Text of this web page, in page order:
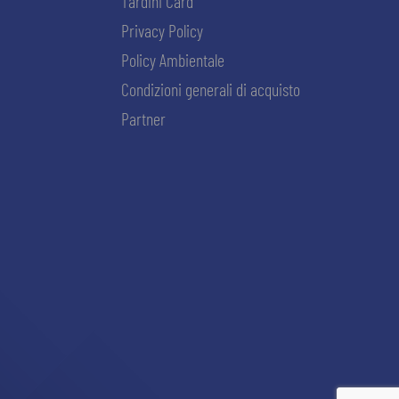
Privacy Policy
Policy Ambientale
Condizioni generali di acquisto
Partner